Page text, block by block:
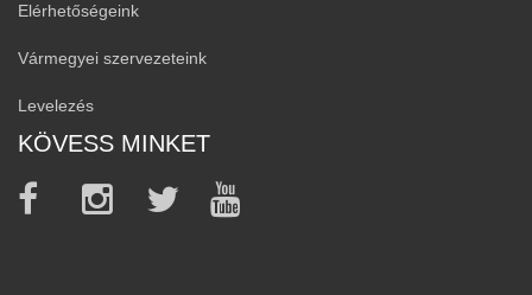
Elérhetőségeink
Vármegyei szervezeteink
Levelezés
KÖVESS MINKET